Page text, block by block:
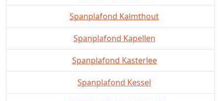
Spanplafond Kalmthout
Spanplafond Kapellen
Spanplafond Kasterlee
Spanplafond Kessel